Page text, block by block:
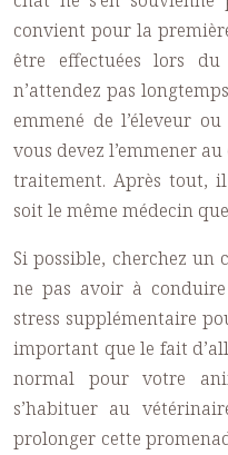
convient pour la
être effectuées lors du
n’attendez pas
emmené de l’éleveur
vous devez l’emmener
traitement. Après tout,
soit le même médecin
Si possible, cherchez un
ne pas avoir à
stress supplémentaire
important que le fait
normal pour votre
s’habituer au
prolonger cette